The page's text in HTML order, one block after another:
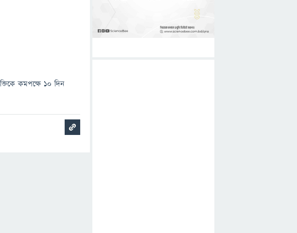
কমপক্ষে ১০ দিন